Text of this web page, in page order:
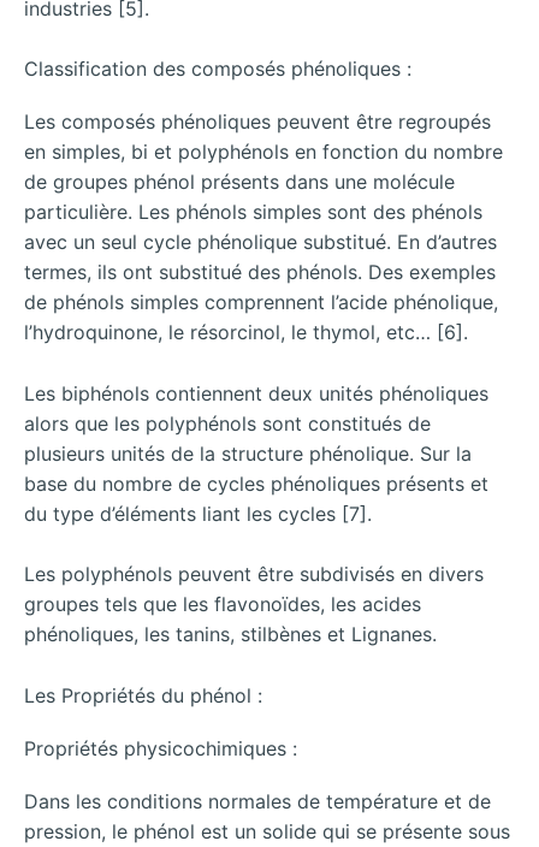
industries [5].
Classification des composés phénoliques :
Les composés phénoliques peuvent être regroupés
en simples, bi et polyphénols en fonction du nombre
de groupes phénol présents dans une molécule
particulière. Les phénols simples sont des phénols
avec un seul cycle phénolique substitué. En d’autres
termes, ils ont substitué des phénols. Des exemples
de phénols simples comprennent l’acide phénolique,
l’hydroquinone, le résorcinol, le thymol, etc… [6].
Les biphénols contiennent deux unités phénoliques
alors que les polyphénols sont constitués de
plusieurs unités de la structure phénolique. Sur la
base du nombre de cycles phénoliques présents et
du type d’éléments liant les cycles [7].
Les polyphénols peuvent être subdivisés en divers
groupes tels que les flavonoïdes, les acides
phénoliques, les tanins, stilbènes et Lignanes.
Les Propriétés du phénol :
Propriétés physicochimiques :
Dans les conditions normales de température et de
pression, le phénol est un solide qui se présente sous